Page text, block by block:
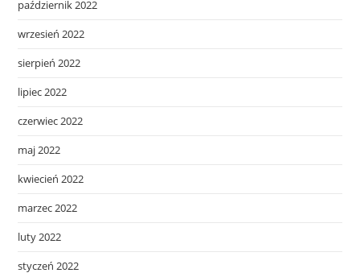
październik 2022
wrzesień 2022
sierpień 2022
lipiec 2022
czerwiec 2022
maj 2022
kwiecień 2022
marzec 2022
luty 2022
styczeń 2022